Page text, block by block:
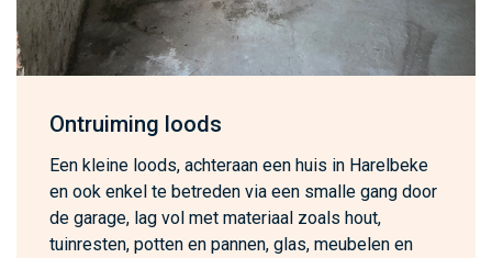
Ontruiming loods
Een kleine loods, achteraan een huis in Harelbeke
en ook enkel te betreden via een smalle gang door
de garage, lag vol met materiaal zoals hout,
tuinresten, potten en pannen, glas, meubelen en